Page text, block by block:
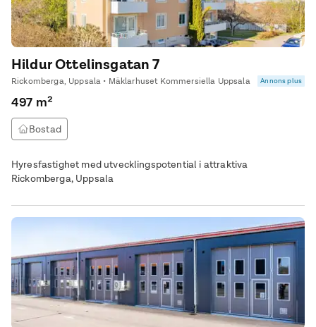
Hildur Ottelinsgatan 7
Rickomberga, Uppsala • Mäklarhuset Kommersiella Uppsala Annons plus
497 m²
Bostad
Hyresfastighet med utvecklingspotential i attraktiva
Rickomberga, Uppsala